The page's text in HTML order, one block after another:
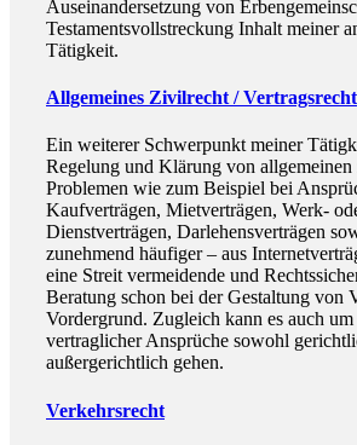
Auseinandersetzung von
Testamentsvollstreckung Inhalt meiner
Tätigkeit.
Allgemeines Zivilrecht / Vertragsrecht
Ein weiterer Schwerpunkt meiner
Regelung und Klärung von
Problemen wie zum Beispiel bei
Kaufverträgen, Mietverträgen, Werk-
Dienstverträgen, Darlehensverträgen
zunehmend häufiger – aus
eine Streit vermeidende und
Beratung schon bei der Gestaltung von
Vordergrund. Zugleich kann es auch
vertraglicher Ansprüche sowohl
außergerichtlich gehen.
Verkehrsrecht